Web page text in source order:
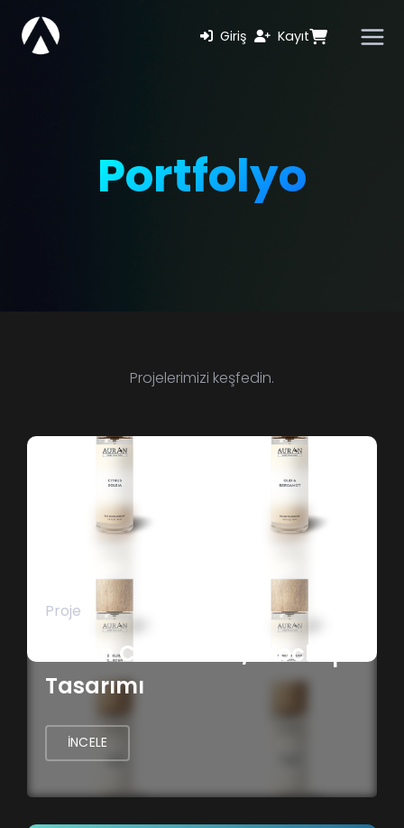
Giriş Kayıt
Portfolyo
Projelerimizi keşfedin.
Proje
Auran Cosmetics / Mockup
Tasarımı
İNCELE